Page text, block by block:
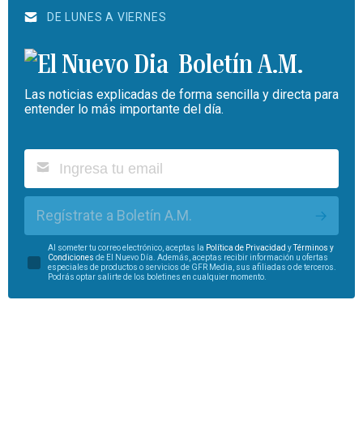
DE LUNES A VIERNES
Boletín A.M.
Las noticias explicadas de forma sencilla y directa para
entender lo más importante del día.
Regístrate a Boletín A.M.
Al someter tu correo electrónico, aceptas la Política de Privacidad y
Términos y
Condiciones de El Nuevo Día. Además, aceptas recibir información u ofertas
especiales de productos o servicios de GFR Media, sus afiliadas o de terceros.
Podrás optar salirte de los boletines en cualquier momento.